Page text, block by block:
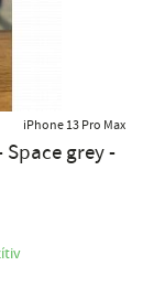
iPhone 13 Pro Max
Space grey -